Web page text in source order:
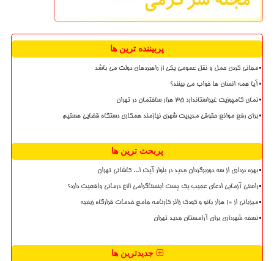
پربیننده ترین ها
مجانی کردن حمل و نقل عمومی یکی از راهبردهای دولت می باشد
آیا همه انسان ها خواب می بینند؟
نمای کامپوزیت غیراستاندارد ۳۵ هزار ساختمان در تهران
برای رفع موانع حقوقی مدیریت شهری نیازمند همکاری دستگاه قضایی هستیم
پربحث ترین ها
بهره برداری از سه دوربرگردان جدید در بلوار آیت ا... کاشانی تهران
راستی آزمایی ادعای عجیب یک پست اینستاگرامی الاغ درمانی واقعیت دارد؟
میزبانی از ۱۰ هزار بانو و کودک زائر کارنامه جامع خدمات قرارگاه زینبیه
نسخه شهرداری برای آرامستان جدید تهران
جدیدترین ها